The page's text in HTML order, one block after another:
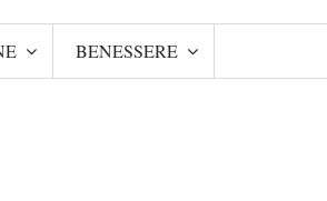
BENESSERE